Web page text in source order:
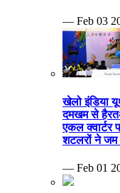
— Feb 03
खेलो इंडिया
दमखम से
एकल क्वार्टर
शटलरों ने जम
— Feb 01